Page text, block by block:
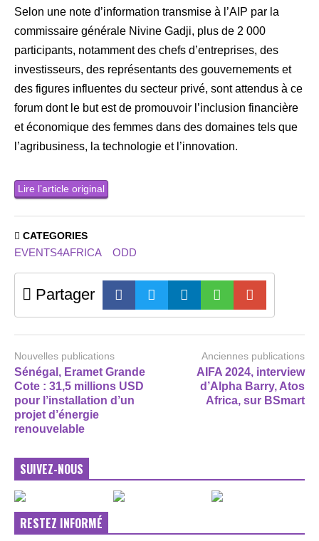
Selon une note d’information transmise à l’AIP par la
commissaire générale Nivine Gadji, plus de 2 000
participants, notamment des chefs d’entreprises, des
investisseurs, des représentants des gouvernements et
des figures influentes du secteur privé, sont attendus à ce
forum dont le but est de promouvoir l’inclusion financière
et économique des femmes dans des domaines tels que
l’agribusiness, la technologie et l’innovation.
Lire l’article original
CATEGORIES
EVENTS4AFRICA ODD
Partager
Nouvelles publications
Sénégal, Eramet Grande
Cote : 31,5 millions USD
pour l’installation d’un
projet d’énergie
renouvelable
Anciennes publications
AIFA 2024, interview
d’Alpha Barry, Atos
Africa, sur BSmart
SUIVEZ-NOUS
RESTEZ INFORMÉ